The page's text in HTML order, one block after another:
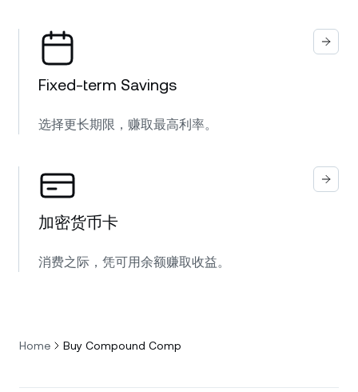
Fixed-term Savings
选择更长期限，赚取最高利率。
加密货币卡
消费之际，凭可用余额赚取收益。
Home Buy Compound Comp